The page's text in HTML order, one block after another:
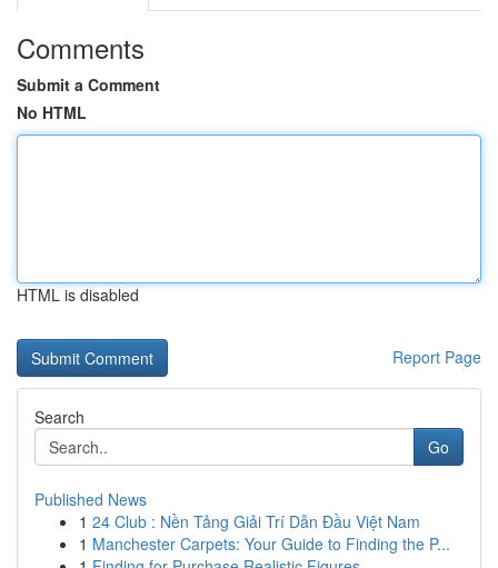
Comments
Submit a Comment
No HTML
HTML is disabled
Report Page
Search
Go
Published News
1 24 Club : Nền Tảng Giải Trí Dẫn Đầu Việt Nam
1 Manchester Carpets: Your Guide to Finding the P...